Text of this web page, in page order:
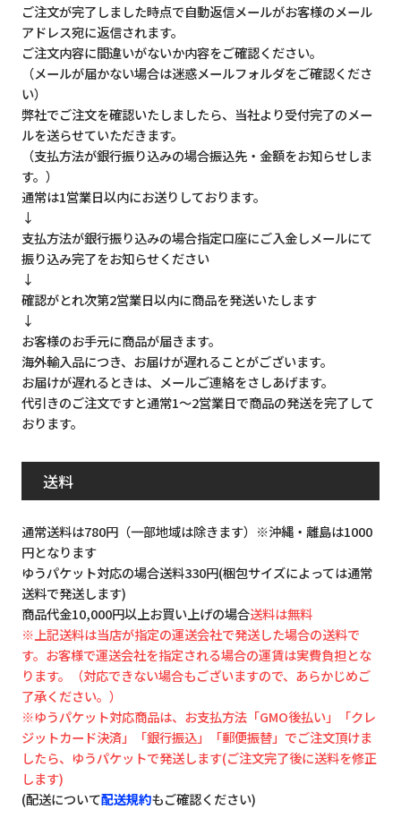
ご注文が完了しました時点で自動返信メールがお客様のメール
アドレス宛に返信されます。
ご注文内容に間違いがないか内容をご確認ください。
（メールが届かない場合は迷惑メールフォルダをご確認くださ
い）
弊社でご注文を確認いたしましたら、当社より受付完了のメー
ルを送らせていただきます。
（支払方法が銀行振り込みの場合振込先・金額をお知らせしま
す。）
通常は1営業日以内にお送りしております。
↓
支払方法が銀行振り込みの場合指定口座にご入金しメールにて
振り込み完了をお知らせください
↓
確認がとれ次第2営業日以内に商品を発送いたします
↓
お客様のお手元に商品が届きます。
海外輸入品につき、お届けが遅れることがございます。
お届けが遅れるときは、メールご連絡をさしあげます。
代引きのご注文ですと通常1～2営業日で商品の発送を完了して
おります。
送料
通常送料は780円（一部地域は除きます）※沖縄・離島は1000
円となります
ゆうパケット対応の場合送料330円(梱包サイズによっては通常
送料で発送します)
商品代金10,000円以上お買い上げの場合送料は無料
※上記送料は当店が指定の運送会社で発送した場合の送料で
す。お客様で運送会社を指定される場合の運賃は実費負担とな
ります。（対応できない場合もございますので、あらかじめご
了承ください。）
※ゆうパケット対応商品は、お支払方法「GMO後払い」「クレ
ジットカード決済」「銀行振込」「郵便振替」でご注文頂けま
したら、ゆうパケットで発送します(ご注文完了後に送料を修正
します)
(配送について配送規約もご確認ください)